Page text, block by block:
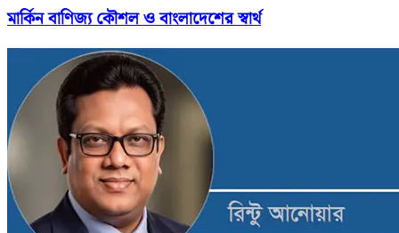
মার্কিন বাণিজ্য কৌশল ও বাংলাদেশের স্বার্থ